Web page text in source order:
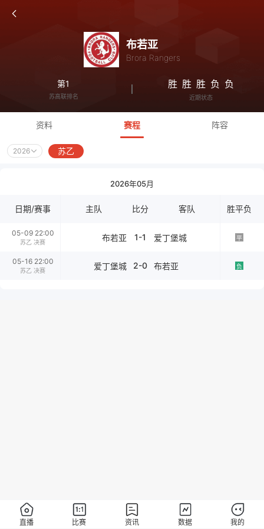
布若亚
Brora Rangers
第1
苏高联排名
胜 胜 胜 负 负
近期状态
资料 赛程 阵容
2026 苏乙
2026年05月
日期/赛事 主队 比分 客队 胜平负
05-09 22:00
苏乙 决赛 布若亚 1-1 爱丁堡城 平
05-16 22:00
苏乙 决赛 爱丁堡城 2-0 布若亚 负
直播 比赛 资讯 数据 我的